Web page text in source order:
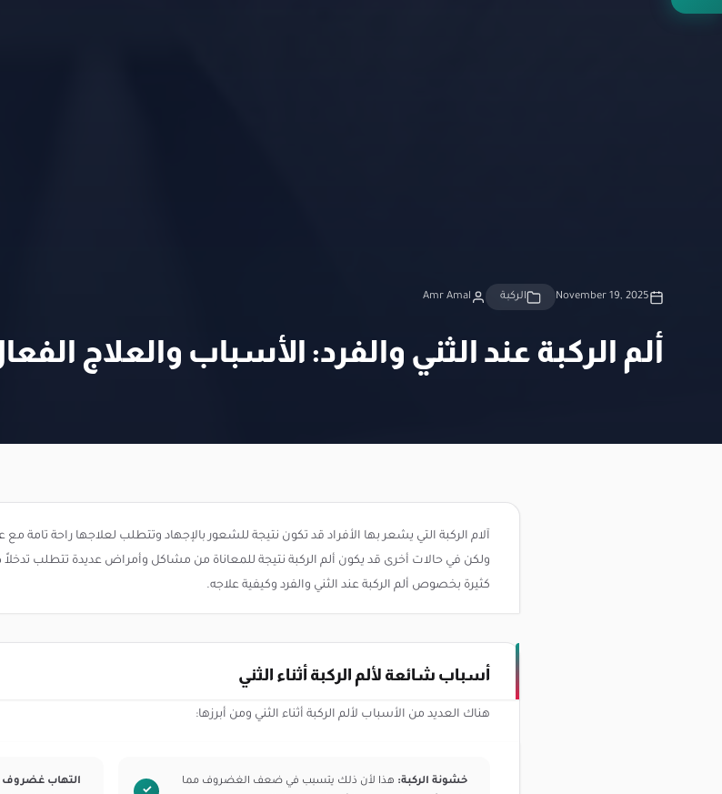
November 19, 2025 الركبة Amr Amal
ألم الركبة عند الثني والفرد: الأسباب والعلاج
آلام الركبة التي يشعر بها الأفراد قد تكون نتيجة للشعور بالإجهاد وتتطلب لعلاجها راحة تامة
ولكن في حالات أخرى قد يكون ألم الركبة نتيجة للمعاناة من مشاكل وأمراض عديدة تتطلب تدخلاً
كثيرة بخصوص ألم الركبة عند الثني والفرد وكيفية علاجه.
أسباب شائعة لألم الركبة أثناء الثني
هناك العديد من الأسباب لألم الركبة أثناء الثني ومن أبرزها:
خشونة الركبة: هذا لأن ذلك يتسبب في ضعف الغضروف مما
التهاب غضروف